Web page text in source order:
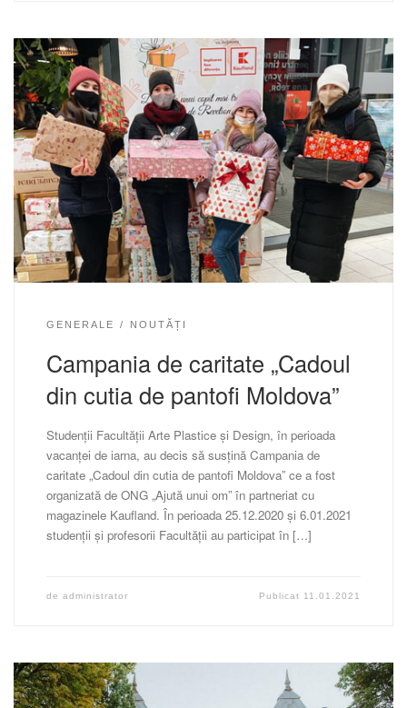
GENERALE NOUTĂȚI
Campania de caritate „Cadoul
din cutia de pantofi Moldova”
Studenții Facultății Arte Plastice și Design, în perioada
vacanței de iarna, au decis să susțină Campania de
caritate „Cadoul din cutia de pantofi Moldova” ce a fost
organizată de ONG „Ajută unui om” în partneriat cu
magazinele Kaufland. În perioada 25.12.2020 și 6.01.2021
studenții și profesorii Facultății au participat în […]
de administrator Publicat 11.01.2021